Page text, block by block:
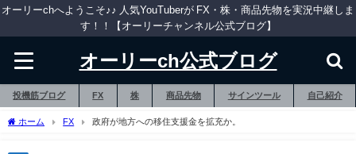
オーリーchへようこそ♪♪ 人気YouTuberが FX・株・商品先物を実況中継しま
す！！【オーリーチャンネル公式ブログ】
オーリーch公式ブログ
投機筋ブログ FX 株 商品先物 サインツール 自己紹介
ホーム FX 政府が地方への移住支援金を拡充か。